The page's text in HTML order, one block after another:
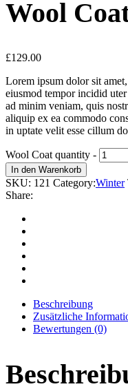
Wool
£129.00
Lorem ipsum dolor sit
eiusmod tempor incidid
ad minim veniam, quis
aliquip ex ea commodo
in uptate velit esse cillum
Wool Coat quantity -
In den Warenkorb
SKU: 121 Category:Winter
Share:
Beschreibung
Zusätzliche
Bewertungen (0)